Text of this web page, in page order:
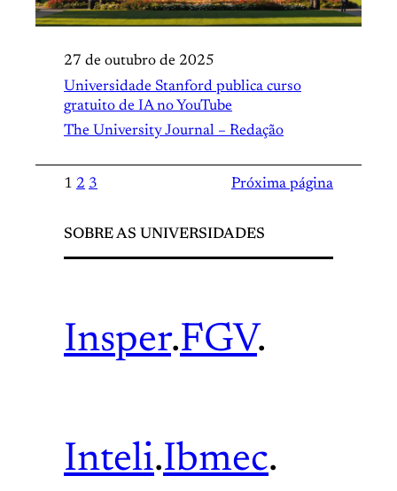
27 de outubro de 2025
Universidade Stanford publica curso
gratuito de IA no YouTube
The University Journal – Redação
1 2 3 Próxima página
SOBRE AS UNIVERSIDADES
Insper.FGV.
Inteli.Ibmec.